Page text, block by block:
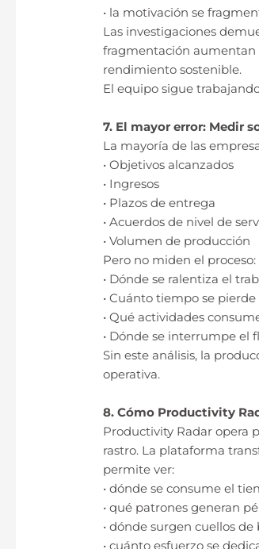
• la motivación se
Las investigaciones
fragmentación aumentan
rendimiento sostenible.
El equipo sigue
7. El mayor error: Medir
La mayoría de las
• Objetivos alcanzados
• Ingresos
• Plazos de entrega
• Acuerdos de nivel de
• Volumen de producción
Pero no miden el proceso:
• Dónde se ralentiza el
• Cuánto tiempo se
• Qué actividades
• Dónde se interrumpe el
Sin este análisis, la
operativa.
8. Cómo Productivity
Productivity Radar opera
rastro. La plataforma
permite ver:
• dónde se consume el
• qué patrones generan
• dónde surgen cuellos
• cuánto esfuerzo se